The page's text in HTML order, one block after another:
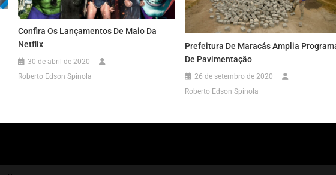
Confira Os Lançamentos De Maio Da
Netflix
30 de abril de 2020
Roberto Edson Spínola
Prefeitura De Maracás Amplia
De Pavimentação
26 de setembro de 2020
Roberto Edson Spínola